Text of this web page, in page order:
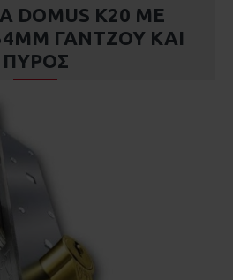
DOMUS K20 ME
ΓΑΝΤΖΟΥ ΚΑΙ
ΠΥΡΟΣ